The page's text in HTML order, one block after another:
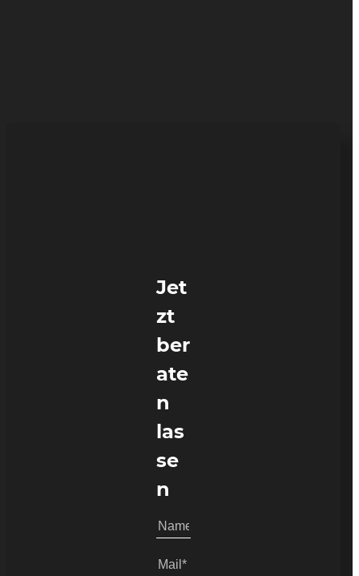
Jet
zt
ber
ate
n
las
se
n